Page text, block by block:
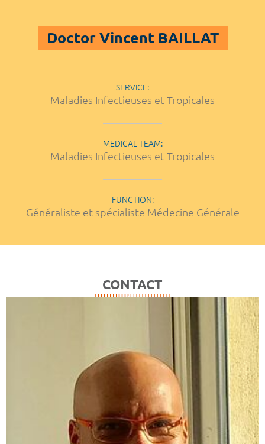
Doctor Vincent BAILLAT
SERVICE:
Maladies Infectieuses et Tropicales
MEDICAL TEAM:
Maladies Infectieuses et Tropicales
FUNCTION:
Généraliste et spécialiste Médecine Générale
CONTACT